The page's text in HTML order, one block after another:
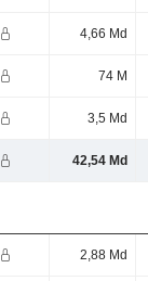
4,66 Md
74 M
3,5 Md
42,54 Md
2,88 Md